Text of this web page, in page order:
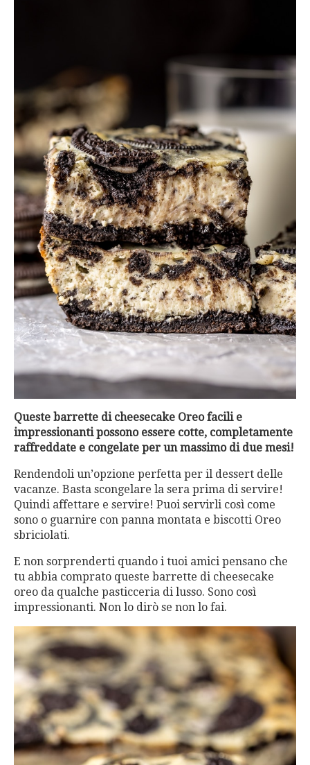
Queste barrette di cheesecake Oreo facili e
impressionanti possono essere cotte, completamente
raffreddate e congelate per un massimo di due mesi!
Rendendoli un’opzione perfetta per il dessert delle
vacanze. Basta scongelare la sera prima di servire!
Quindi affettare e servire! Puoi servirli così come
sono o guarnire con panna montata e biscotti Oreo
sbriciolati.
E non sorprenderti quando i tuoi amici pensano che
tu abbia comprato queste barrette di cheesecake
oreo da qualche pasticceria di lusso. Sono così
impressionanti. Non lo dirò se non lo fai.